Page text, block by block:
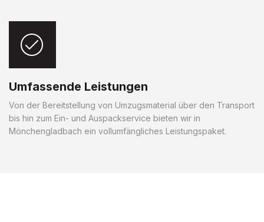
Umfassende Leistungen
Von der Bereitstellung von Umzugsmaterial über den Transport
bis hin zum Ein- und Auspackservice bieten wir in
Mönchengladbach ein vollumfängliches Leistungspaket.